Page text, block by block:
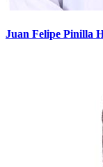
Juan Felipe Pinilla